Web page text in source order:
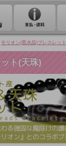
モリオン(黒水晶)ブレスレット
ト(天珠)